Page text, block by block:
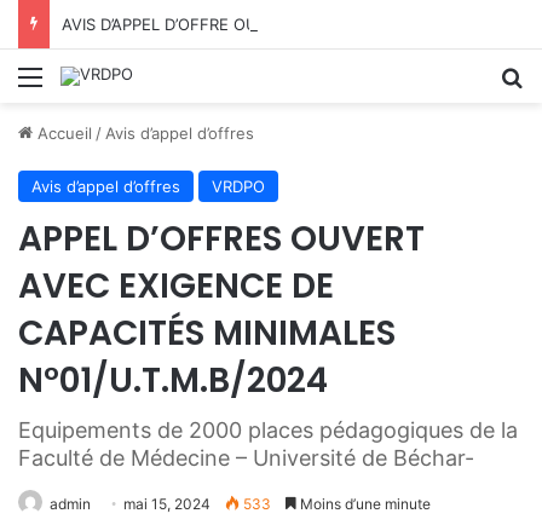
Menu
Accueil / Avis d’appel d’offres
Avis d’appel d’offres VRDPO
APPEL D’OFFRES OUVERT
AVEC EXIGENCE DE
CAPACITÉS MINIMALES
N°01/U.T.M.B/2024
Equipements de 2000 places pédagogiques de la
Faculté de Médecine – Université de Béchar-
admin mai 15, 2024 533 Moins d’une minute